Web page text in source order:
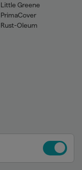
Little Greene
PrimaCover
Rust-Oleum